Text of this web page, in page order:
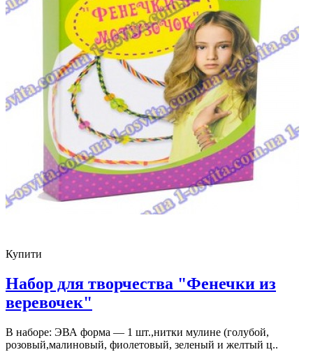
Купити
Набор для творчества "Фенечки из
веревочек"
В наборе: ЭВА форма — 1 шт.,нитки мулине (голубой,
розовый,малиновый, фиолетовый, зеленый и желтый ц..